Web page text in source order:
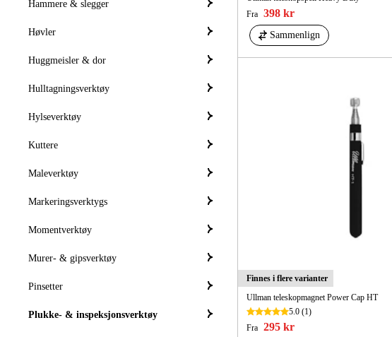
Hammere & slegger
Høvler
Huggmeisler & dor
Hulltagningsverktøy
Hylseverktøy
Kuttere
Maleverktøy
Markeringsverktygs
Momentverktøy
Murer- & gipsverktøy
Pinsetter
Plukke- & inspeksjonsverktøy
Fra
398 kr
Sammenlign
Finnes i flere varianter
Ullman teleskopmagnet Power Cap HT
5.0(1)
Fra
295 kr